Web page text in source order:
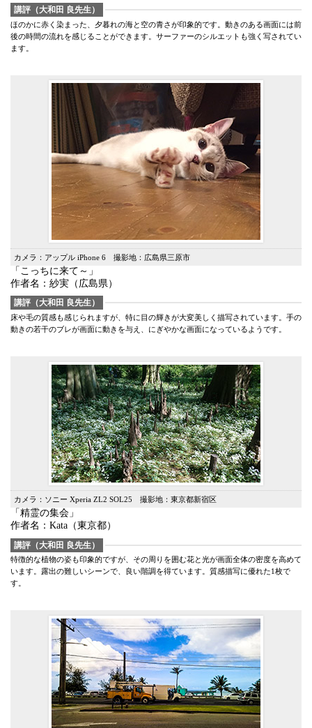
講評（大和田 良先生）
ほのかに赤く染まった、夕暮れの海と空の青さが印象的です。動きのある画面には前
後の時間の流れを感じることができます。サーファーのシルエットも強く写されてい
ます。
カメラ：アップル iPhone 6 撮影地：広島県三原市
「こっちに来て～」
作者名：紗実（広島県）
講評（大和田 良先生）
床や毛の質感も感じられますが、特に目の輝きが大変美しく描写されています。手の
動きの若干のブレが画面に動きを与え、にぎやかな画面になっているようです。
カメラ：ソニー Xperia ZL2 SOL25 撮影地：東京都新宿区
「精霊の集会」
作者名：Kata（東京都）
講評（大和田 良先生）
特徴的な植物の姿も印象的ですが、その周りを囲む花と光が画面全体の密度を高めて
います。露出の難しいシーンで、良い階調を得ています。質感描写に優れた1枚で
す。